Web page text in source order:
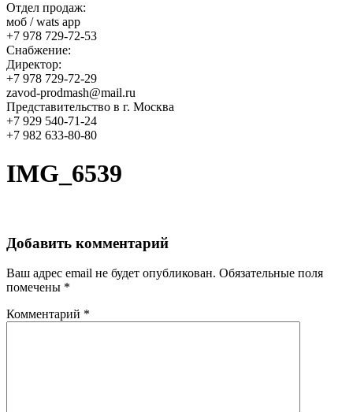
Отдел продаж:
моб / wats app
+7 978 729-72-53
Снабжение:
Директор:
+7 978 729-72-29
zavod-prodmash@mail.ru
Представительство в г. Москва
+7 929 540-71-24
+7 982 633-80-80
IMG_6539
Добавить комментарий
Ваш адрес email не будет опубликован. Обязательные поля
помечены *
Комментарий *